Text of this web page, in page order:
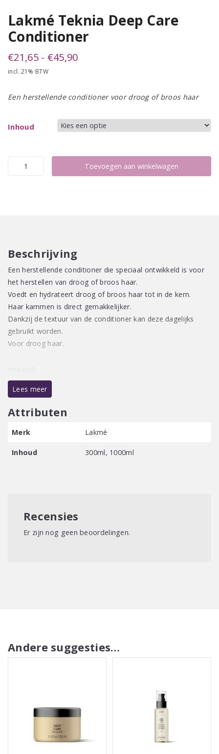
Lakmé Teknia Deep Care
Conditioner
€21,65 - €45,90Prijsklasse:
tot
incl. 21% BTW
Een herstellende conditioner voor droog of broos haar
Inhoud
Lakmé
Toevoegen aan winkelwagen
Beschrijving
Een herstellende conditioner die speciaal ontwikkeld is voor
het herstellen van droog of broos haar.
Voedt en hydrateert droog of broos haar tot in de kern.
Haar kammen is direct gemakkelijker.
Dankzij de textuur van de conditioner kan deze dagelijks
gebruikt worden.
Voor droog haar.
Aanbrengen op nat haar en laten opschuimen, vervolgens
uitspoelen.
minerale olie / Zonder kleurstoffen
Lees meer
Attributen
Merk Lakmé
Inhoud 300ml, 1000ml
Recensies
Er zijn nog geen beoordelingen.
Andere suggesties…